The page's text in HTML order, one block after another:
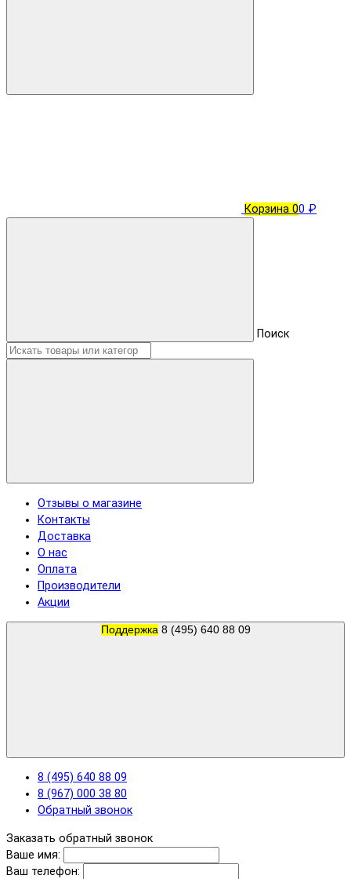
Корзина 00 ₽
Поиск
Отзывы о магазине
Контакты
Доставка
О нас
Оплата
Производители
Акции
Поддержка 8 (495) 640 88 09
8 (495) 640 88 09
8 (967) 000 38 80
Обратный звонок
Заказать обратный звонок
Ваше имя:
Ваш телефон: